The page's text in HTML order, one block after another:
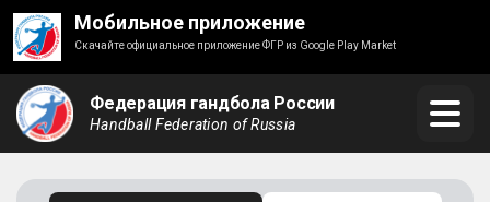
Мобильное приложение
Скачайте официальное приложение ФГР из Google Play Market
Федерация гандбола России
Handball Federation of Russia